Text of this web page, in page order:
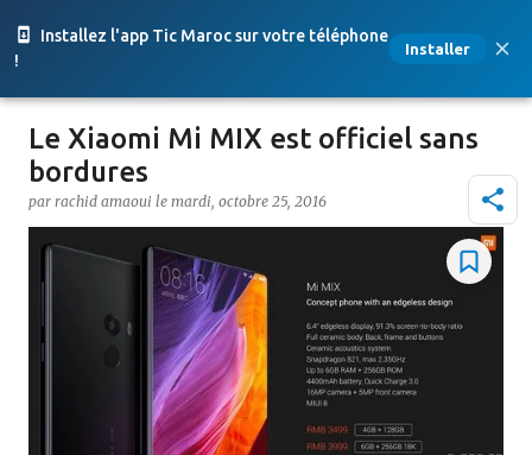
Installez l'app Tic Maroc sur votre téléphone
!
Installer
Accéder au contenu principal
Le Xiaomi Mi MIX est officiel sans
bordures
par rachid amaoui le mardi, octobre 25, 2016